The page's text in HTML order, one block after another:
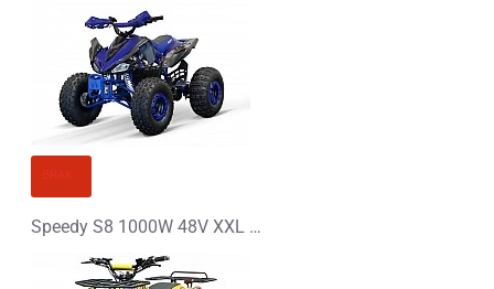
Speedy S8 1000W 48V XXL Elektryczny Quad